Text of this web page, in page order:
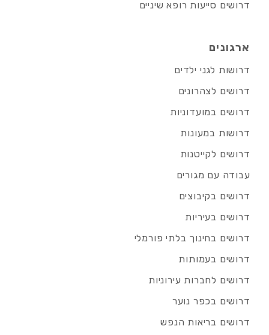
דרושים סייעות רופא שיניים
ארגונים
דרושות לגני ילדים
דרושים לצהרונים
דרושים במועדוניות
דרושות במעונות
דרושים לקייטנות
עבודה עם מגורים
דרושים בקיבוצים
דרושים בעיריות
דרושים בחינוך בלתי פורמלי
דרושים בעמותות
דרושים לחברות עירוניות
דרושים בכפר נוער
דרושים בריאות הנפש